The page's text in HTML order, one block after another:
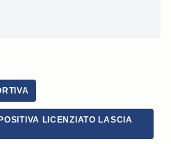
LICENZIATO LASCIA